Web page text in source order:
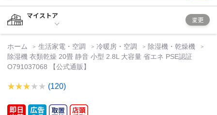
マイストア
変更
ホーム 生活家電・空調 冷暖房・空調
除湿機・乾燥機
除湿機 衣類乾燥 20畳 静音 小型 2.8L 大容量 省エネ PSE認証
O791037068 【公式通販】
(120)